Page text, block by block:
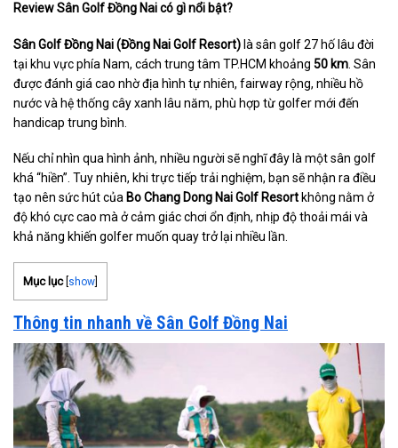
Review Sân Golf Đồng Nai có gì nổi bật?
Sân Golf Đồng Nai (Đồng Nai Golf Resort) là sân golf 27 hố lâu đời
tại khu vực phía Nam, cách trung tâm TP.HCM khoảng 50 km . Sân
được đánh giá cao nhờ địa hình tự nhiên, fairway rộng, nhiều hồ
nước và hệ thống cây xanh lâu năm, phù hợp từ golfer mới đến
handicap trung bình.
Nếu chỉ nhìn qua hình ảnh, nhiều người sẽ nghĩ đây là một sân golf
khá “hiền”. Tuy nhiên, khi trực tiếp trải nghiệm, bạn sẽ nhận ra điều
tạo nên sức hút của Bo Chang Dong Nai Golf Resort không nằm ở
độ khó cực cao mà ở cảm giác chơi ổn định, nhịp độ thoải mái và
khả năng khiến golfer muốn quay trở lại nhiều lần.
Mục lục show
Thông tin nhanh về Sân Golf Đồng Nai